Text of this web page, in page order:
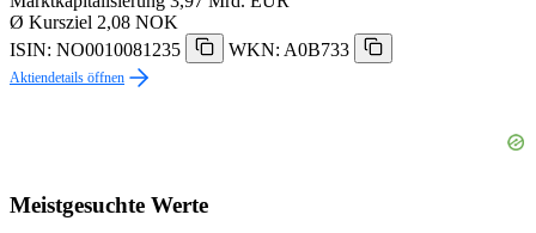
Ø Kursziel 2,08 NOK
ISIN: NO0010081235
WKN: A0B733
Aktiendetails öffnen
Meistgesuchte Werte